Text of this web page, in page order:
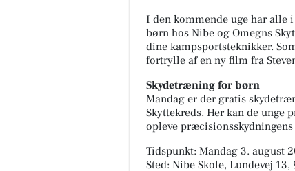
I den kommende uge har alle
børn hos Nibe og Omegns
dine kampsportsteknikker.
fortrylle af en ny film fra
Skydetræning for børn
Mandag er der gratis
Skyttekreds. Her kan de
opleve
Tidspunkt: Mandag 3. august
Sted: Nibe Skole, Lundevej